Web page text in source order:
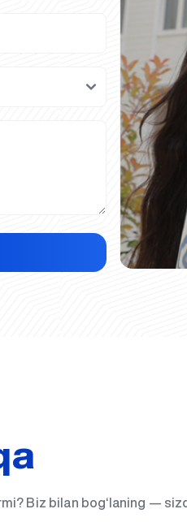
Biz bilan bog‘laning —